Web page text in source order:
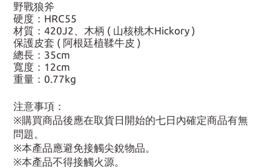
野戰狼斧
硬度：HRC55
材質：420J2、木柄 ( 山核桃木Hickory )
保護皮套 ( 阿根廷植鞣牛皮 )
總長：35cm
寬度：12cm
重量：0.77kg
注意事項：
※購買商品後應在取貨日開始的七日內確定商品有無
問題。
※本產品應避免接觸尖銳物品。
※本產品不得接觸火源。